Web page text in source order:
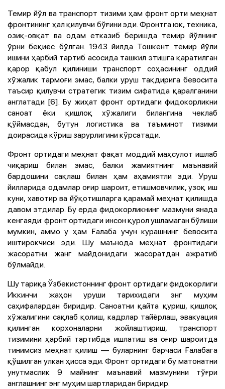
Темир йўл ва транспорт тизими ҳам фронт орти меҳнат
фронтининг ҳал қилувчи бўғини эди. Фронтга юк, техника,
озиқ-овқат ва одам етказиб беришда темир йўлнинг
ўрни беқиёс бўлган. 1943 йилда Тошкент темир йўли
ишини ҳарбий тартиб асосида ташкил этишга қаратилган
қарор қабул қилиниши транспорт соҳасининг оддий
хўжалик тармоғи эмас, балки уруш тақдирига бевосита
таъсир қилувчи стратегик тизим сифатида қаралганини
англатади [6]. Бу жиҳат фронт ортидаги фидокорликни
саноат ёки қишлоқ хўжалиги билангина чеклаб
қўймасдан, бутун логистика ва таъминот тизими
доирасида кўриш зарурлигини кўрсатади.
Фронт ортидаги меҳнат фақат моддий маҳсулот ишлаб
чиқариш билан эмас, балки жамиятнинг маънавий
бардошини сақлаш билан ҳам аҳамиятли эди. Уруш
йилларида одамлар оғир шароит, етишмовчилик, узоқ иш
куни, хавотир ва йўқотишларга қарамай меҳнат қилишда
давом этдилар. Бу ерда фидокорликнинг мазмуни янада
кенгаяди: фронт ортидаги инсон қурол ушламаган бўлиши
мумкин, аммо у ҳам Ғалаба учун курашнинг бевосита
иштирокчиси эди. Шу маънода меҳнат фронтидаги
жасоратни жанг майдонидаги жасоратдан ажратиб
бўлмайди.
Шу тариқа Ўзбекистоннинг фронт ортидаги фидокорлиги
Иккинчи жаҳон уруши тарихидаги энг муҳим
саҳифалардан биридир. Саноатни қайта қуриш, қишлоқ
хўжалигини сақлаб қолиш, кадрлар тайёрлаш, эвакуация
қилинган корхоналарни жойлаштириш, транспорт
тизимини ҳарбий тартибда ишлатиш ва оғир шароитда
тинимсиз меҳнат қилиш — буларнинг барчаси Ғалабага
қўшилган улкан ҳисса эди. Фронт ортидаги бу матонатни
унутмаслик 9 майнинг маънавий мазмунини тўғри
англашнинг энг муҳим шартларидан биридир.